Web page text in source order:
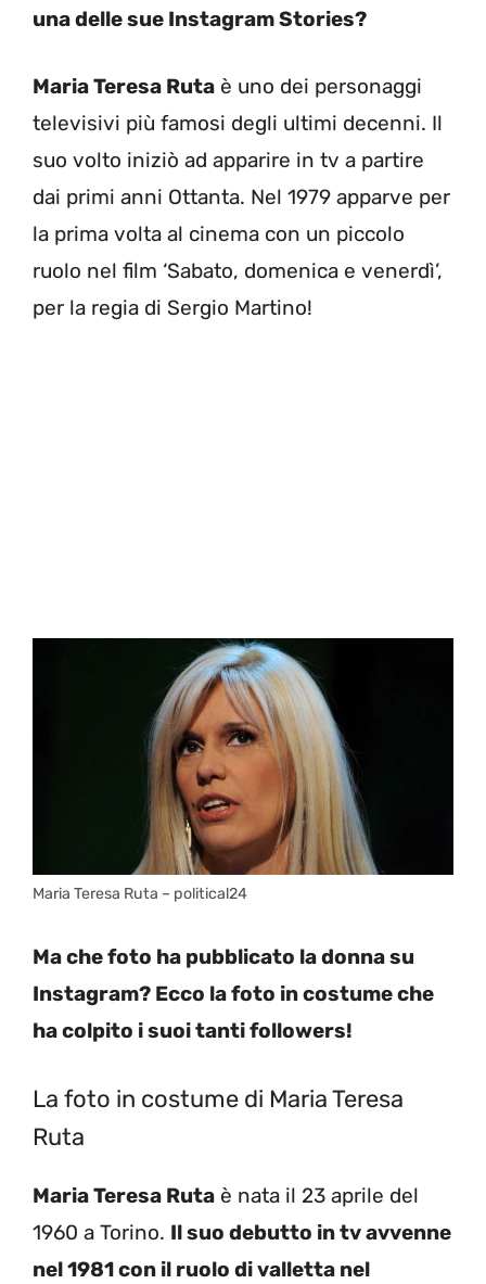
una delle sue Instagram Stories?
Maria Teresa Ruta è uno dei personaggi
televisivi più famosi degli ultimi decenni. Il
suo volto iniziò ad apparire in tv a partire
dai primi anni Ottanta. Nel 1979 apparve per
la prima volta al cinema con un piccolo
ruolo nel film ‘Sabato, domenica e venerdì’,
per la regia di Sergio Martino!
Maria Teresa Ruta – political24
Ma che foto ha pubblicato la donna su
Instagram? Ecco la foto in costume che
ha colpito i suoi tanti followers!
La foto in costume di Maria Teresa
Ruta
Maria Teresa Ruta è nata il 23 aprile del
1960 a Torino. Il suo debutto in tv avvenne
nel 1981 con il ruolo di valletta nel